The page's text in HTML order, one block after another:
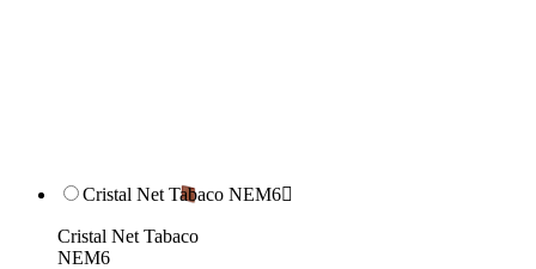
Cristal Net Tabaco NEM6
Cristal Net Tabaco
NEM6